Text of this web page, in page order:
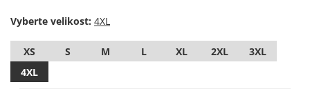
Vyberte velikost:
XS S M L XL 2XL
3XL
4XL